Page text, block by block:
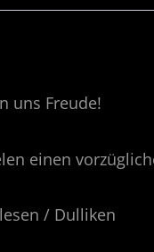
uns Freude!
einen
/ Dulliken